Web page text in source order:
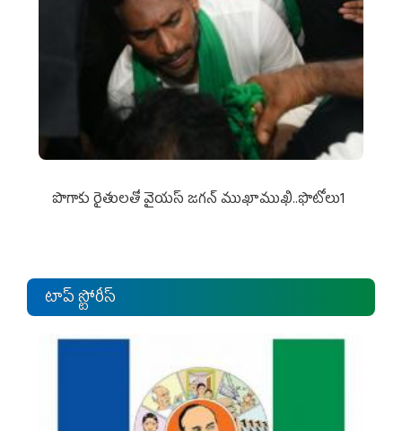
పొగాకు రైతుల‌తో వైయ‌స్ జ‌గ‌న్ ముఖాముఖి..ఫొటోలు1
టాప్ స్టోరీస్